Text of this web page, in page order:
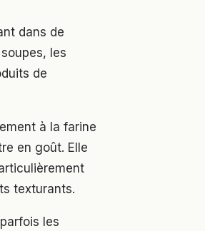
dans de
les
de
à la farine
en goût. Elle
texturants.
les